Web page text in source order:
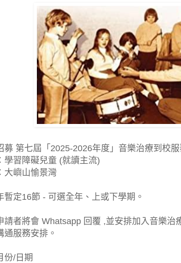
募 第七屆「2025-2026年度」音樂治療到校
學習障礙兒童 (就讀主流)
大嶼山愉景灣
暫定16節 - 可選全年、上或下學期 。
請者將會 Whatsapp 回覆 ,並安排加入音樂治
通服務安排。
份/ 日期